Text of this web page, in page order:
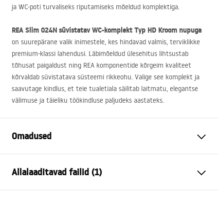
ja WC-poti turvaliseks riputamiseks mõeldud komplektiga.
REA Slim 024N süvistatav WC-komplekt Typ HD Kroom nupuga
on suurepärane valik inimestele, kes hindavad valmis, terviklikke
premium-klassi lahendusi. Läbimõeldud ülesehitus lihtsustab
tõhusat paigaldust ning REA komponentide kõrgeim kvaliteet
kõrvaldab süvistatava süsteemi rikkeohu. Valige see komplekt ja
saavutage kindlus, et teie tualetiala säilitab laitmatu, elegantse
välimuse ja täieliku töökindluse paljudeks aastateks.
Omadused
Mudel
Ühilduvad loputusnupud
Tüüp HD
Allalaaditavad failid (1)